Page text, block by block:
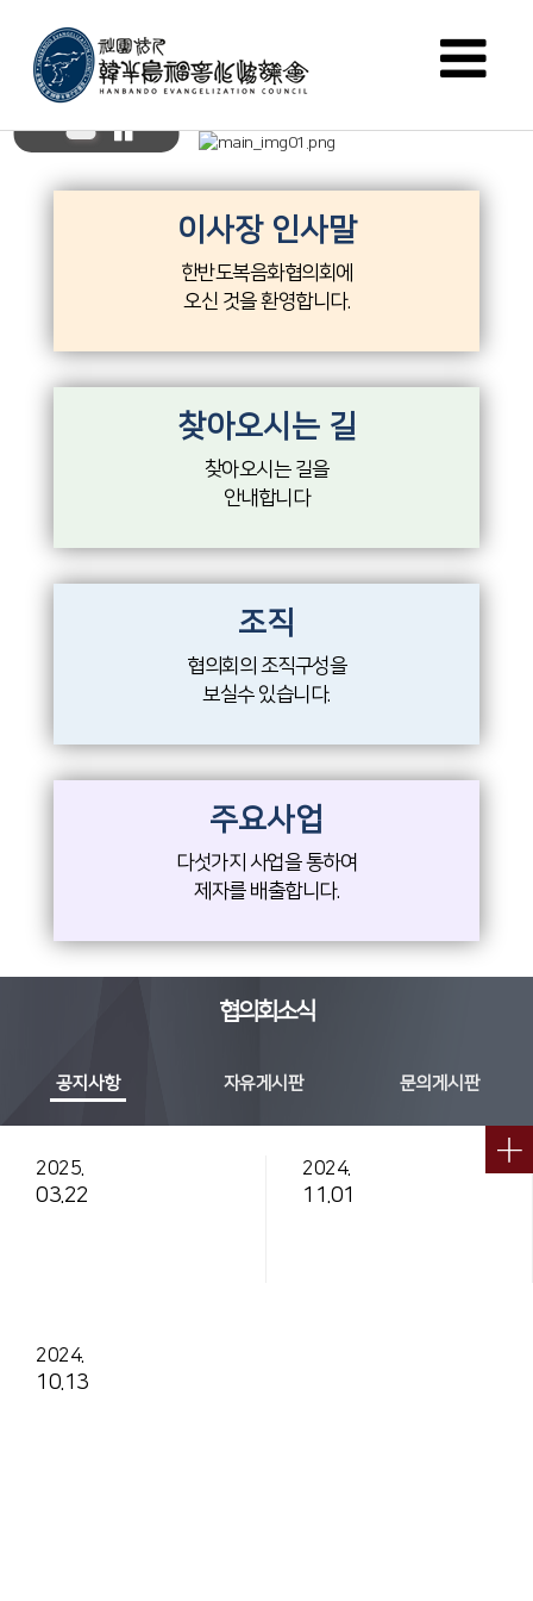
이사장 인사말
한반도복음화협의회에
오신 것을 환영합니다.
찾아오시는 길
찾아오시는 길을
안내합니다
조직
협의회의 조직구성을
보실수 있습니다.
주요사업
다섯가지 사업을 통하여
제자를 배출합니다.
협의회소식
공지사항 자유게시판 문의게시판
2025.
03.22
2024.
11.01
2024.
10.13